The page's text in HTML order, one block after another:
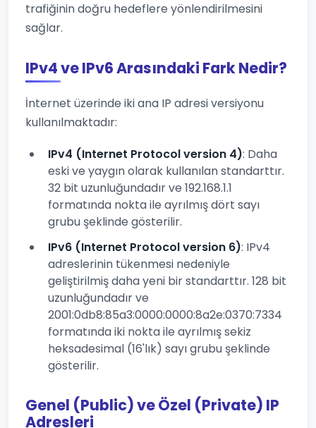
trafiğinin doğru hedeflere yönlendirilmesini
sağlar.
IPv4 ve IPv6 Arasındaki Fark Nedir?
İnternet üzerinde iki ana IP adresi versiyonu
kullanılmaktadır:
IPv4 (Internet Protocol version 4): Daha
eski ve yaygın olarak kullanılan standarttır.
32 bit uzunluğundadır ve 192.168.1.1
formatında nokta ile ayrılmış dört sayı
grubu şeklinde gösterilir.
IPv6 (Internet Protocol version 6): IPv4
adreslerinin tükenmesi nedeniyle
geliştirilmiş daha yeni bir standarttır. 128 bit
uzunluğundadır ve
2001:0db8:85a3:0000:0000:8a2e:0370:7334
formatında iki nokta ile ayrılmış sekiz
heksadesimal (16'lık) sayı grubu şeklinde
gösterilir.
Genel (Public) ve Özel (Private) IP
Adresleri